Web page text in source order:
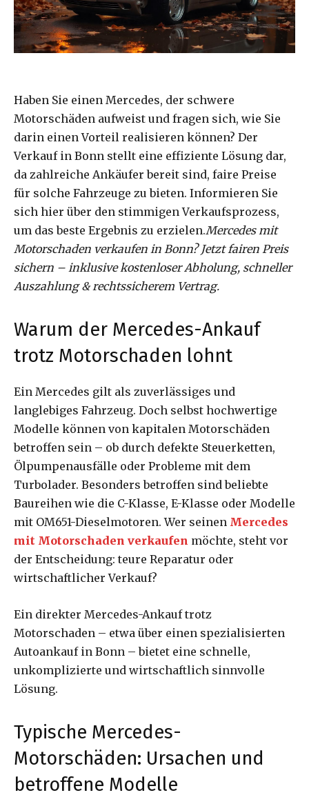
Haben Sie einen Mercedes, der schwere
Motorschäden aufweist und fragen sich, wie Sie
darin einen Vorteil realisieren können? Der
Verkauf in Bonn stellt eine effiziente Lösung dar,
da zahlreiche Ankäufer bereit sind, faire Preise
für solche Fahrzeuge zu bieten. Informieren Sie
sich hier über den stimmigen Verkaufsprozess,
um das beste Ergebnis zu erzielen.Mercedes mit
Motorschaden verkaufen in Bonn? Jetzt fairen Preis
sichern – inklusive kostenloser Abholung, schneller
Auszahlung & rechtssicherem Vertrag.
Warum der Mercedes-Ankauf
trotz Motorschaden lohnt
Ein Mercedes gilt als zuverlässiges und
langlebiges Fahrzeug. Doch selbst hochwertige
Modelle können von kapitalen Motorschäden
betroffen sein – ob durch defekte Steuerketten,
Ölpumpenausfälle oder Probleme mit dem
Turbolader. Besonders betroffen sind beliebte
Baureihen wie die C-Klasse, E-Klasse oder Modelle
mit OM651-Dieselmotoren. Wer seinen Mercedes
mit Motorschaden verkaufen möchte, steht vor
der Entscheidung: teure Reparatur oder
wirtschaftlicher Verkauf?
Ein direkter Mercedes-Ankauf trotz
Motorschaden – etwa über einen spezialisierten
Autoankauf in Bonn – bietet eine schnelle,
unkomplizierte und wirtschaftlich sinnvolle
Lösung.
Typische Mercedes-
Motorschäden: Ursachen und
betroffene Modelle